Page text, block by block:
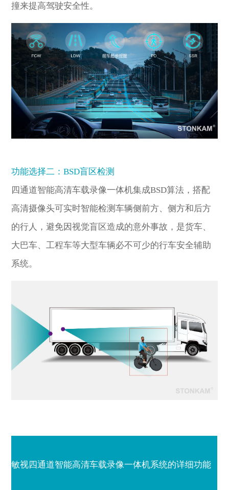
撞来提高驾驶安全性。
功能选择二：BSD盲区检测
四通道智能高清车载录像一体机集成BSD算法，搭配
高清摄像头可实时智能检测车辆侧前方、侧方和后方
的行人，避免因视觉盲区造成的意外事故，是货车、
大巴车、工程车等大型车辆必不可少的行车安全辅助
系统。
敏视四通道智能高清车载录像一体机系统的详细功能